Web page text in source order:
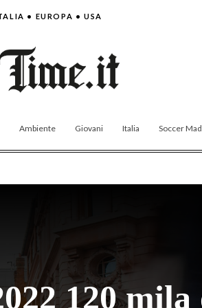
• EUROPA • USA
Ambiente Giovani Italia Soccer
120